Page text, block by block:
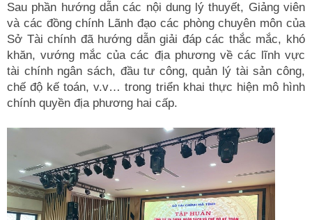
Sau phần hướng dẫn các nội dung lý thuyết, Giảng viên
và các đồng chính Lãnh đạo các phòng chuyên môn của
Sở Tài chính đã hướng dẫn giải đáp các thắc mắc, khó
khăn, vướng mắc của các địa phương về các lĩnh vực
tài chính ngân sách, đầu tư công, quản lý tài sản công,
chế độ kế toán, v.v… trong triển khai thực hiện mô hình
chính quyền địa phương hai cấp.